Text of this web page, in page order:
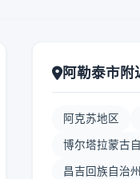
阿勒泰市附
阿克苏地区
博尔塔拉蒙古
昌吉回族自治州